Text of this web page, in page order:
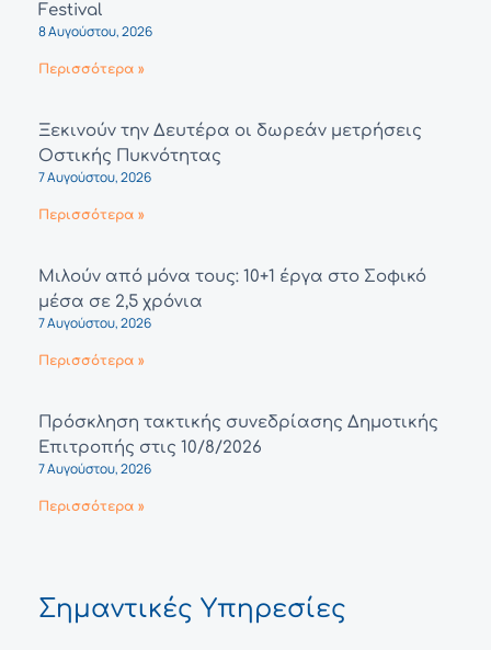
Festival
8 Αυγούστου, 2026
Περισσότερα »
Ξεκινούν την Δευτέρα οι δωρεάν μετρήσεις
Οστικής Πυκνότητας
7 Αυγούστου, 2026
Περισσότερα »
Μιλούν από μόνα τους: 10+1 έργα στο Σοφικό
μέσα σε 2,5 χρόνια
7 Αυγούστου, 2026
Περισσότερα »
Πρόσκληση τακτικής συνεδρίασης Δημοτικής
Επιτροπής στις 10/8/2026
7 Αυγούστου, 2026
Περισσότερα »
Σημαντικές Υπηρεσίες